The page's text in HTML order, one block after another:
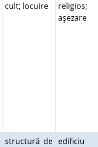
cult; locuire
religios;
aşezare
structură de edificiu